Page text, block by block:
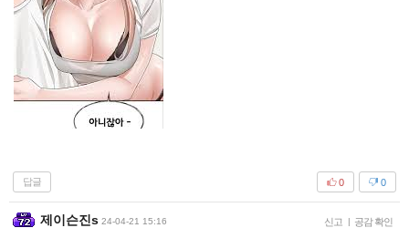
답글 0
0
제이슨진s 24-04-21 15:16 신고 | 공감 확인